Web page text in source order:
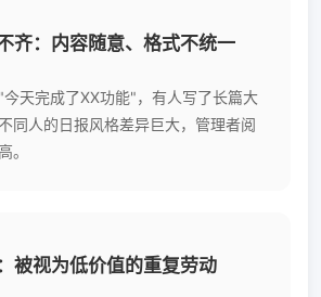
齐：内容随意、格式不统一
天完成了XX功能"，有人写了长篇大
同人的日报风格差异巨大，管理者阅
。
被视为低价值的重复劳动